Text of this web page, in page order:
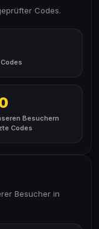
Codes.
Besuchern
Codes
Besucher in